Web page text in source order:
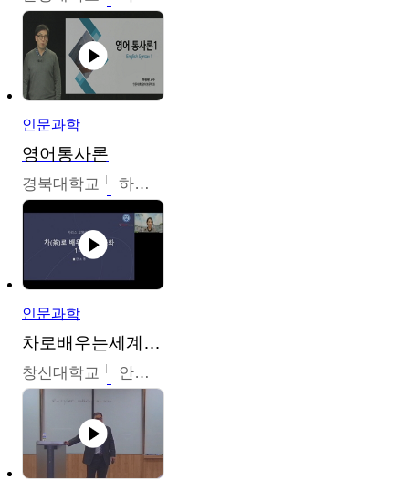
인문과학
영어통사론
경북대학교 하승완
인문과학
차로배우는세계문화
창신대학교 안소영